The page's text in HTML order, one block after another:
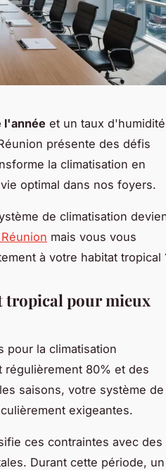
l'année et un taux d'humidité
présente des défis
la climatisation en
optimal dans nos foyers.
de climatisation
mais vous vous
à votre habitat tropical
tropical pour mieux
pour la climatisation
régulièrement 80% et des
saisons, votre système de
exigeantes.
ces contraintes avec des
Durant cette période, un